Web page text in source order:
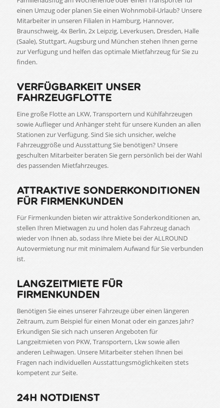
einen Umzug oder planen Sie einen Wohnmobil-Urlaub? Unsere
Mitarbeiter in unseren Filialen in Hamburg, Hannover,
Braunschweig, 4x Berlin, 2x Leipzig, Leverkusen, Dresden, Halle
(Saale), Stuttgart, Augsburg und München stehen Ihnen gerne
zur Verfügung und helfen das optimale Mietfahrzeug für Sie zu
finden.
VERFÜGBARKEIT UNSER
FAHRZEUGFLOTTE
Eine große Flotte an LKW, Transportern und Kühlfahrzeugen
sowie Auflieger und Anhänger steht für unsere Kunden an allen
Stationen zur Verfügung. Sind Sie sich unsicher, welche
Fahrzeuggröße und Ausstattung Sie benötigen? Unsere
geschulten Mitarbeiter beraten Sie gern persönlich bei der Wahl
des passenden Mietfahrzeuges.
ATTRAKTIVE SONDERKONDITIONEN
FÜR FIRMENKUNDEN
Für Firmenkunden bieten wir attraktive Sonderkonditionen an,
stellen Ihren Mietwagen zu und holen das Fahrzeug danach
wieder von Ihnen ab, sodass Ihre Miete bei der ALLROUND
Autovermietung nur mit minimalem Aufwand für Sie verbunden
ist.
LANGZEITMIETE FÜR
FIRMENKUNDEN
Benötigen Sie eines unserer Fahrzeuge über einen längeren
Zeitraum, zum Beispiel für einen Monat oder ein ganzes Jahr?
Erkundigen Sie sich nach unseren Angeboten für
Langzeitmieten von PKW, Transportern, Lkw sowie allen
anderen Leihwagen. Unsere Mitarbeiter stehen Ihnen bei
Fragen nach individuellen Ausstattungsmöglichkeiten stets
kompetent zur Seite.
24H NOTDIENST